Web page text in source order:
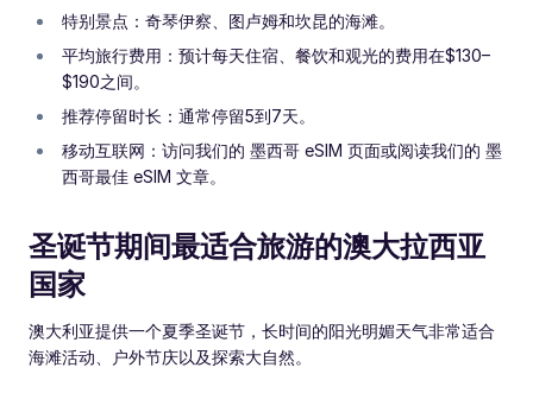
特别景点：奇琴伊察、图卢姆和坎昆的海滩。
平均旅行费用：预计每天住宿、餐饮和观光的费用在$130–
$190之间。
推荐停留时长：通常停留5到7天。
移动互联网：访问我们的 墨西哥 eSIM 页面或阅读我们的 墨
西哥最佳 eSIM 文章。
圣诞节期间最适合旅游的澳大拉西亚
国家
澳大利亚提供一个夏季圣诞节，长时间的阳光明媚天气非常适合
海滩活动、户外节庆以及探索大自然。